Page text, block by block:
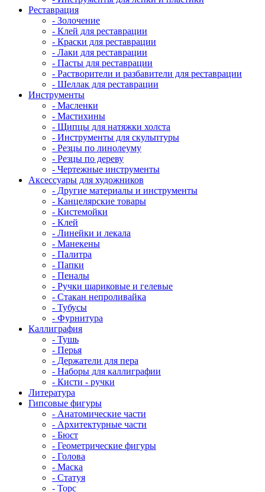
Реставрация
- Золочение
- Клей для реставрации
- Краски для реставрации
- Лаки для реставрации
- Пасты для реставрации
- Растворители и разбавители для реставрации
- Шеллак для реставрации
Инструменты
- Масленки
- Мастихины
- Щипцы для натяжки холста
- Инструменты для скульптуры
- Резцы по линолеуму
- Резцы по дереву
- Чертежные инструменты
Аксессуары для художников
- Другие материалы и инструменты
- Канцелярские товары
- Кистемойки
- Клей
- Линейки и лекала
- Манекены
- Палитра
- Папки
- Пеналы
- Ручки шариковые и гелевые
- Стакан непроливайка
- Тубусы
- Фурнитура
Каллиграфия
- Тушь
- Перья
- Держатели для пера
- Наборы для каллиграфии
- Кисти - ручки
Литература
Гипсовые фигуры
- Анатомические части
- Архитектурные части
- Бюст
- Геометрические фигуры
- Голова
- Маска
- Статуя
- Торс